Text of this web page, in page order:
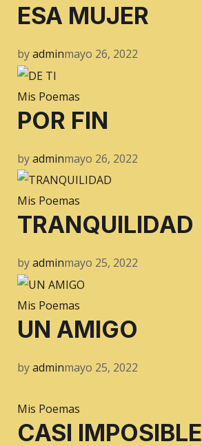
ESA MUJER
byadminmayo 26, 2022
Mis Poemas
POR FIN
byadminmayo 26, 2022
Mis Poemas
TRANQUILIDAD
byadminmayo 25, 2022
Mis Poemas
UN AMIGO
byadminmayo 25, 2022
Mis Poemas
CASI IMPOSIBLE